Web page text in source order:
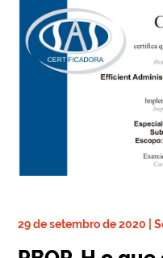
29 de setembro de 2020 |